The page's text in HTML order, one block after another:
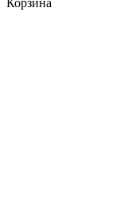
Корзина